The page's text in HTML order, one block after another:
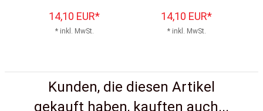
14,10 EUR*
* inkl. MwSt.
14,10 EUR*
* inkl. MwSt.
Kunden, die diesen Artikel
gekauft haben, kauften auch...